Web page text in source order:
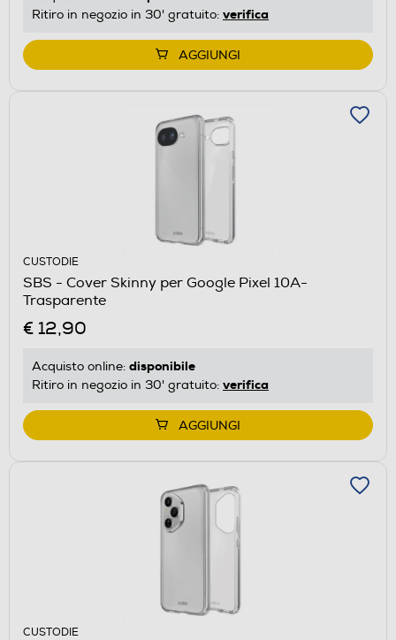
Ritiro in negozio in 30' gratuito: verifica
AGGIUNGI
CUSTODIE
SBS - Cover Skinny per Google Pixel 10A-
Trasparente
€ 12,90
Acquisto online: disponibile
Ritiro in negozio in 30' gratuito: verifica
AGGIUNGI
CUSTODIE